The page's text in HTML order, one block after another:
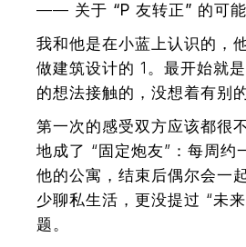
—— 关于 “P 友转正” 的可能
我和他是在小蓝上认识的，
做建筑设计的 1。最开始就
的想法接触的，没想着有别
第一次的感受双方应该都很
地成了 “固定炮友”：每周约
他的公寓，结束后偶尔会一
少聊私生活，更没提过 “未
题。